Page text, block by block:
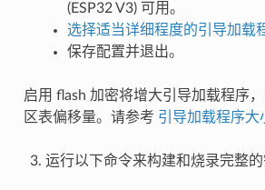
(ESP32 V3) 可用。
选择适当详细程度的引导加载
保存配置并退出。
启用 flash 加密将增大引导加载程序
区表偏移量。请参考 引导加载程序大
运行以下命令来构建和烧录完整的